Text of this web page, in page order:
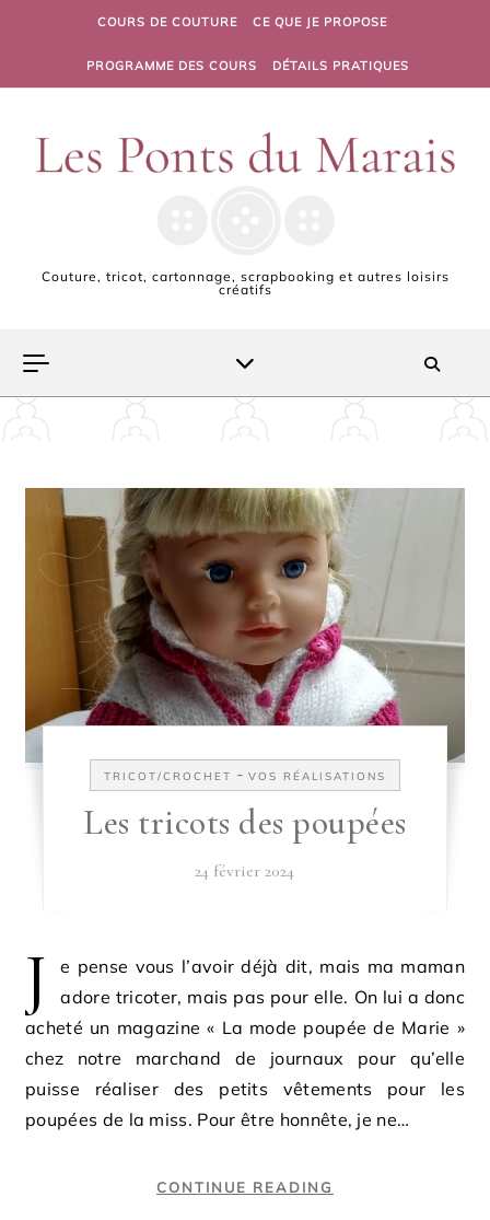
Skip to contentCOURS DE COUTURE CE QUE JE PROPOSE
PROGRAMME DES COURS DÉTAILS PRATIQUES
Couture, tricot, cartonnage, scrapbooking et autres loisirs
créatifs
TRICOT/CROCHET - VOS RÉALISATIONS
Les tricots des poupées
24 février 2024
J
e pense vous l’avoir déjà dit, mais ma maman
adore tricoter, mais pas pour elle. On lui a donc
acheté un magazine « La mode poupée de Marie »
chez notre marchand de journaux pour qu’elle
puisse réaliser des petits vêtements pour les
poupées de la miss. Pour être honnête, je ne…
CONTINUE READING